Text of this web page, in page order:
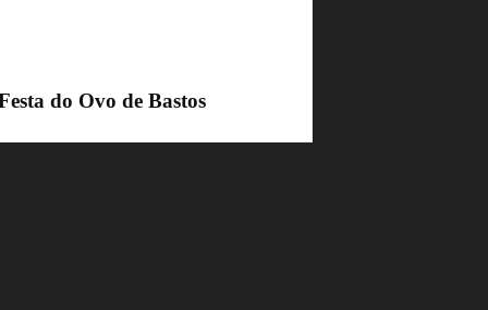
do Ovo de Bastos